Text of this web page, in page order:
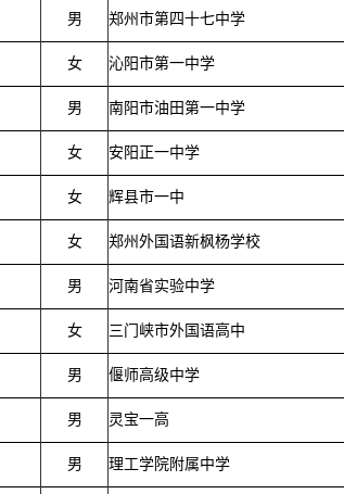
男 郑州市第四十七中学
女 沁阳市第一中学
男 南阳市油田第一中学
女 安阳正一中学
女 辉县市一中
女 郑州外国语新枫杨学校
男 河南省实验中学
女 三门峡市外国语高中
男 偃师高级中学
男 灵宝一高
男 理工学院附属中学